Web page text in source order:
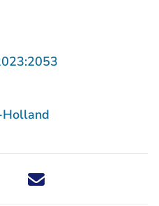
Holland
Deel dit nieuwsbericht via X -
Deel dit nieuwsbericht via
Deel dit nieuwsbericht
Deel dit